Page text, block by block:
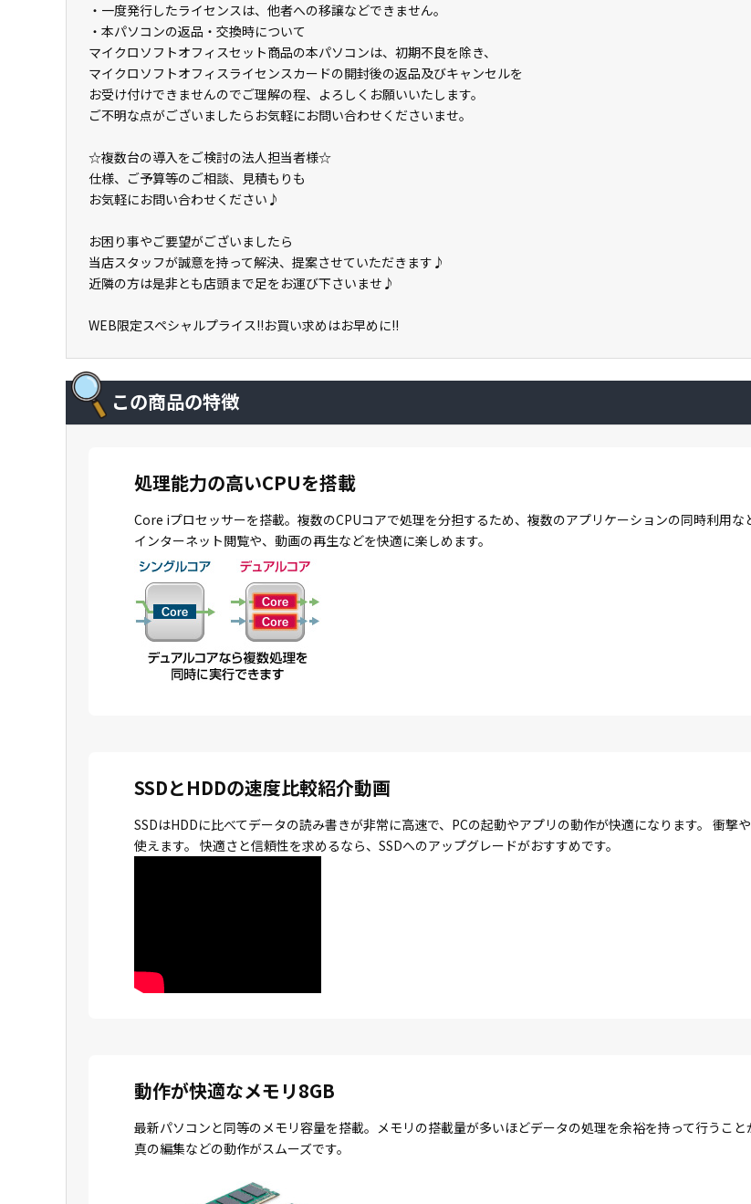
・一度発行したライセンスは、他者への移譲などできません。
・本パソコンの返品・交換時について
マイクロソフトオフィスセット商品の本パソコンは、初期不良を除き、
マイクロソフトオフィスライセンスカードの開封後の返品及びキャンセルを
お受け付けできませんのでご理解の程、よろしくお願いいたします。
ご不明な点がございましたらお気軽にお問い合わせくださいませ。
☆複数台の導入をご検討の法人担当者様☆
仕様、ご予算等のご相談、見積もりも
お気軽にお問い合わせください♪
お困り事やご要望がございましたら
当店スタッフが誠意を持って解決、提案させていただきます♪
近隣の方は是非とも店頭まで足をお運び下さいませ♪
WEB限定スペシャルプライス!!お買い求めはお早めに!!
この商品の特徴
処理能力の高いCPUを搭載
Core iプロセッサーを搭載。複数のCPUコアで処理を分担するため、複数のアプリケーションの同時利用な
インターネット閲覧や、動画の再生などを快適に楽しめます。
SSDとHDDの速度比較紹介動画
SSDはHDDに比べてデータの読み書きが非常に高速で、PCの起動やアプリの動作が快適になります。 衝
使えます。 快適さと信頼性を求めるなら、SSDへのアップグレードがおすすめです。
動作が快適なメモリ8GB
最新パソコンと同等のメモリ容量を搭載。メモリの搭載量が多いほどデータの処理を余裕を持って行うこ
真の編集などの動作がスムーズです。